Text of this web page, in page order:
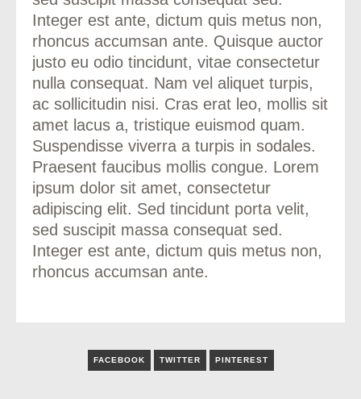
Integer est ante, dictum quis metus non,
rhoncus accumsan ante. Quisque auctor
justo eu odio tincidunt, vitae consectetur
nulla consequat. Nam vel aliquet turpis,
ac sollicitudin nisi. Cras erat leo, mollis sit
amet lacus a, tristique euismod quam.
Suspendisse viverra a turpis in sodales.
Praesent faucibus mollis congue. Lorem
ipsum dolor sit amet, consectetur
adipiscing elit. Sed tincidunt porta velit,
sed suscipit massa consequat sed.
Integer est ante, dictum quis metus non,
rhoncus accumsan ante.
FACEBOOK TWITTER PINTEREST